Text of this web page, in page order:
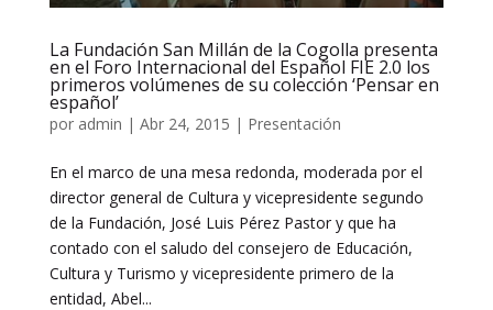
La Fundación San Millán de la Cogolla presenta
en el Foro Internacional del Español FIE 2.0 los
primeros volúmenes de su colección ‘Pensar en
español’
por admin | Abr 24, 2015 | Presentación
En el marco de una mesa redonda, moderada por el
director general de Cultura y vicepresidente segundo
de la Fundación, José Luis Pérez Pastor y que ha
contado con el saludo del consejero de Educación,
Cultura y Turismo y vicepresidente primero de la
entidad, Abel...